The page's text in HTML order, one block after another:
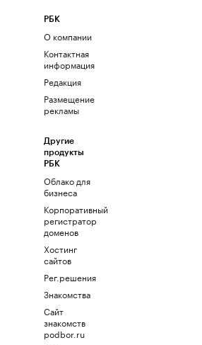
РБК
О компании
Контактная
информация
Редакция
Размещение
рекламы
Другие
продукты
РБК
Облако для
бизнеса
Корпоративный
регистратор
доменов
Хостинг
сайтов
Рег.решения
Знакомства
Сайт
знакомств
podbor.ru